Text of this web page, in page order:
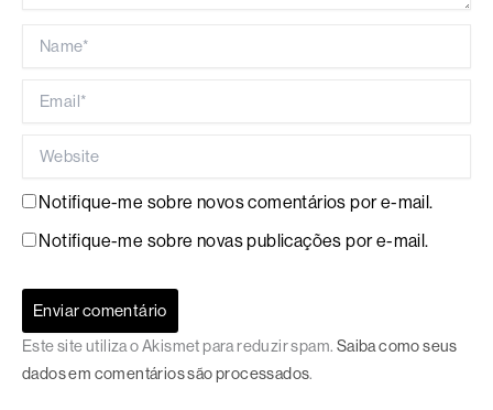
Notifique-me sobre novos comentários por e-mail.
Notifique-me sobre novas publicações por e-mail.
Este site utiliza o Akismet para reduzir spam. Saiba como seus
dados em comentários são processados.